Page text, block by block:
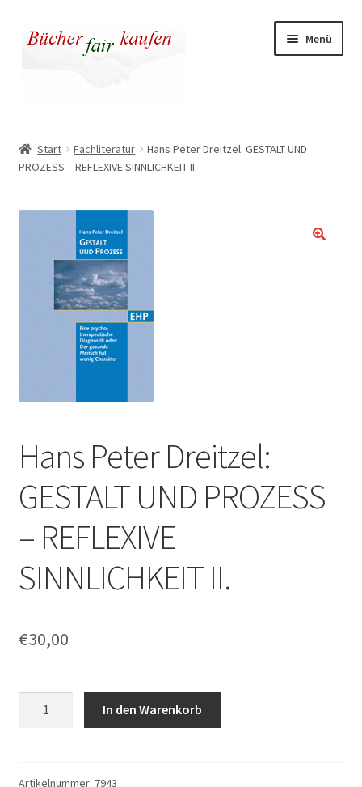
Zur
Navigation
Zum
Inhalt
Menü
Kasse
Warenkorb
Warum fair kaufen
Start Fachliteratur
Hans Peter Dreitzel: GESTALT UND
PROZESS – REFLEXIVE SINNLICHKEIT II.
Hans Peter Dreitzel:
GESTALT UND PROZESS
– REFLEXIVE
SINNLICHKEIT II.
€30,00
UND
In den Warenkorb
Artikelnummer: 7943